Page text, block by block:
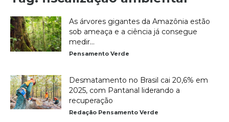
As árvores gigantes da Amazônia estão
sob ameaça e a ciência já consegue
medir...
Pensamento Verde
Desmatamento no Brasil cai 20,6% em
2025, com Pantanal liderando a
recuperação
Redação Pensamento Verde